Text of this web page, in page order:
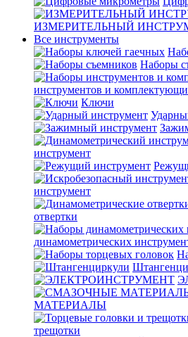
ИЗМЕРИТЕЛЬНЫЙ
Все инструменты
Наборы
инструментов и
Ключи
инструмент
инструмент
отвертки
динамометрических
МАТЕРИАЛЫ
трещотки